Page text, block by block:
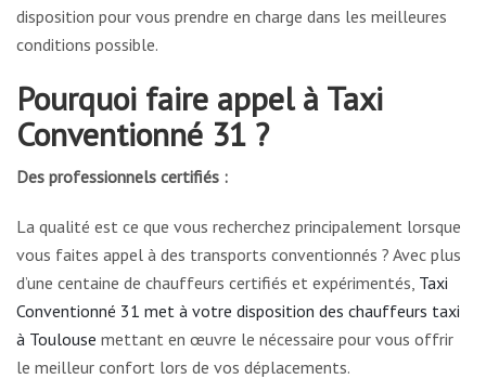
disposition pour vous prendre en charge dans les meilleures
conditions possible.
Pourquoi faire appel à Taxi
Conventionné 31 ?
Des professionnels certifiés :
La qualité est ce que vous recherchez principalement lorsque
vous faites appel à des transports conventionnés ? Avec plus
d’une centaine de chauffeurs certifiés et expérimentés, Taxi
Conventionné 31 met à votre disposition des chauffeurs taxi
à Toulouse mettant en œuvre le nécessaire pour vous offrir
le meilleur confort lors de vos déplacements.